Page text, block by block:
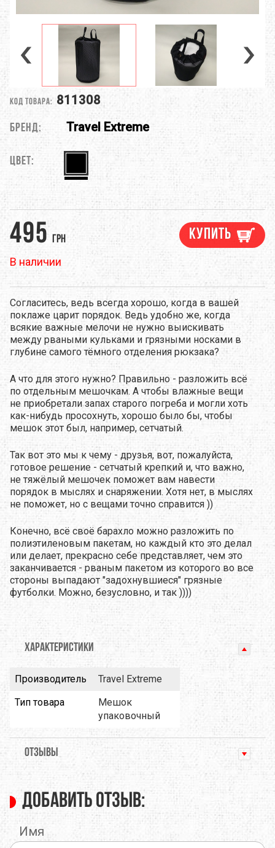
Код товара: 811308
Бренд: Travel Extreme
Цвет:
495 грн
В наличии
Купить
Согласитесь, ведь всегда хорошо, когда в вашей
поклаже царит порядок. Ведь удобно же, когда
всякие важные мелочи не нужно выискивать
между рваными кульками и грязными носками в
глубине самого тёмного отделения рюкзака?
А что для этого нужно? Правильно - разложить всё
по отдельным мешочкам. А чтобы влажные вещи
не приобретали запах старого погреба и могли хоть
как-нибудь просохнуть, хорошо было бы, чтобы
мешок этот был, например, сетчатый.
Так вот это мы к чему - друзья, вот, пожалуйста,
готовое решение - сетчатый крепкий и, что важно,
не тяжёлый мешочек поможет вам навести
порядок в мыслях и снаряжении. Хотя нет, в мыслях
не поможет, но с вещами точно справится ))
Конечно, всё своё барахло можно разложить по
полиэтиленовым пакетам, но каждый кто это делал
или делает, прекрасно себе представляет, чем это
заканчивается - рваным пакетом из которого во все
стороны выпадают "задохнувшиеся" грязные
футболки. Можно, безусловно, и так ))))
ХАРАКТЕРИСТИКИ
Производитель
Travel Extreme
Тип товара
Мешок
упаковочный
ОТЗЫВЫ
Добавить отзыв:
Имя